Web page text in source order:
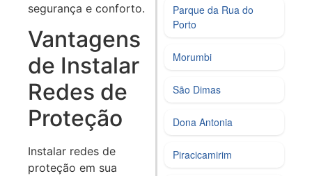
segurança e conforto.
Vantagens
de Instalar
Redes de
Proteção
Instalar redes de
proteção em sua
Parque da Rua do
Porto
Morumbi
São Dimas
Dona Antonia
Piracicamirim